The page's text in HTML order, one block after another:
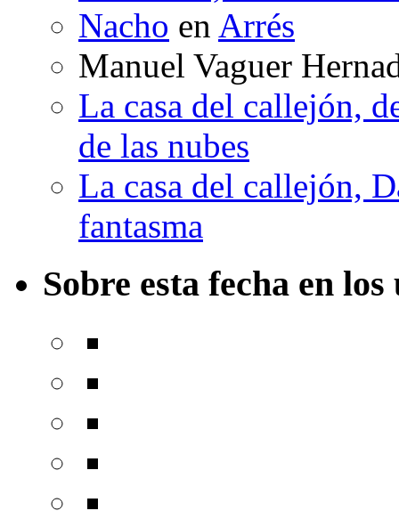
Nacho en Arrés
Manuel Vaguer
La casa del callejón,
de las nubes
La casa del callejón,
fantasma
Sobre esta fecha en